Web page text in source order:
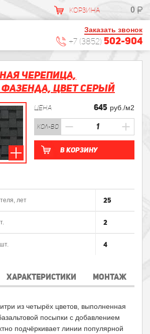
КОРЗИНА 0
Заказать звонок
+7 (3852) 502-904
черепица,
Цвет Серый
ЦЕНА 645 руб./м2
кол-во
В корзину
лет 25
2
4
ХАРАКТЕРИСТИКИ МОНТАЖ
из четырёх цветов, выполненная
посыпки с добавлением
подчёркивает линии популярной